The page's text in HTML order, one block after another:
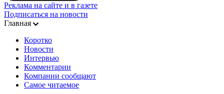
Реклама на сайте и в газете
Подписаться на новости
Главная
Коротко
Новости
Интервью
Комментарии
Компании сообщают
Самое читаемое